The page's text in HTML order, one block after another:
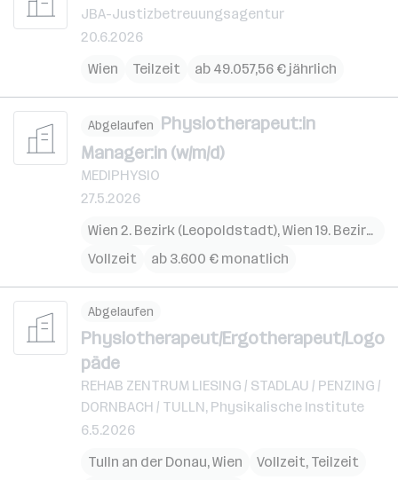
JBA-Justizbetreuungsagentur
20.6.2026
Wien
Teilzeit ab 49.057,56 € jährlich
Abgelaufen Physiotherapeut:in
Manager:in (w/m/d)
MEDIPHYSIO
27.5.2026
Wien 2. Bezirk (Leopoldstadt),Wien 19. Bezirk (Döbling)
Vollzeit
ab 3.600 € monatlich
Abgelaufen
Physiotherapeut/Ergotherapeut/Logo
päde
REHAB ZENTRUM LIESING / STADLAU / PENZING /
DORNBACH / TULLN, Physikalische Institute
6.5.2026
Tulln an der Donau,Wien
Vollzeit, Teilzeit